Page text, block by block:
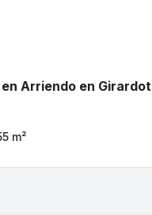
Arriendo en Girardot
m²